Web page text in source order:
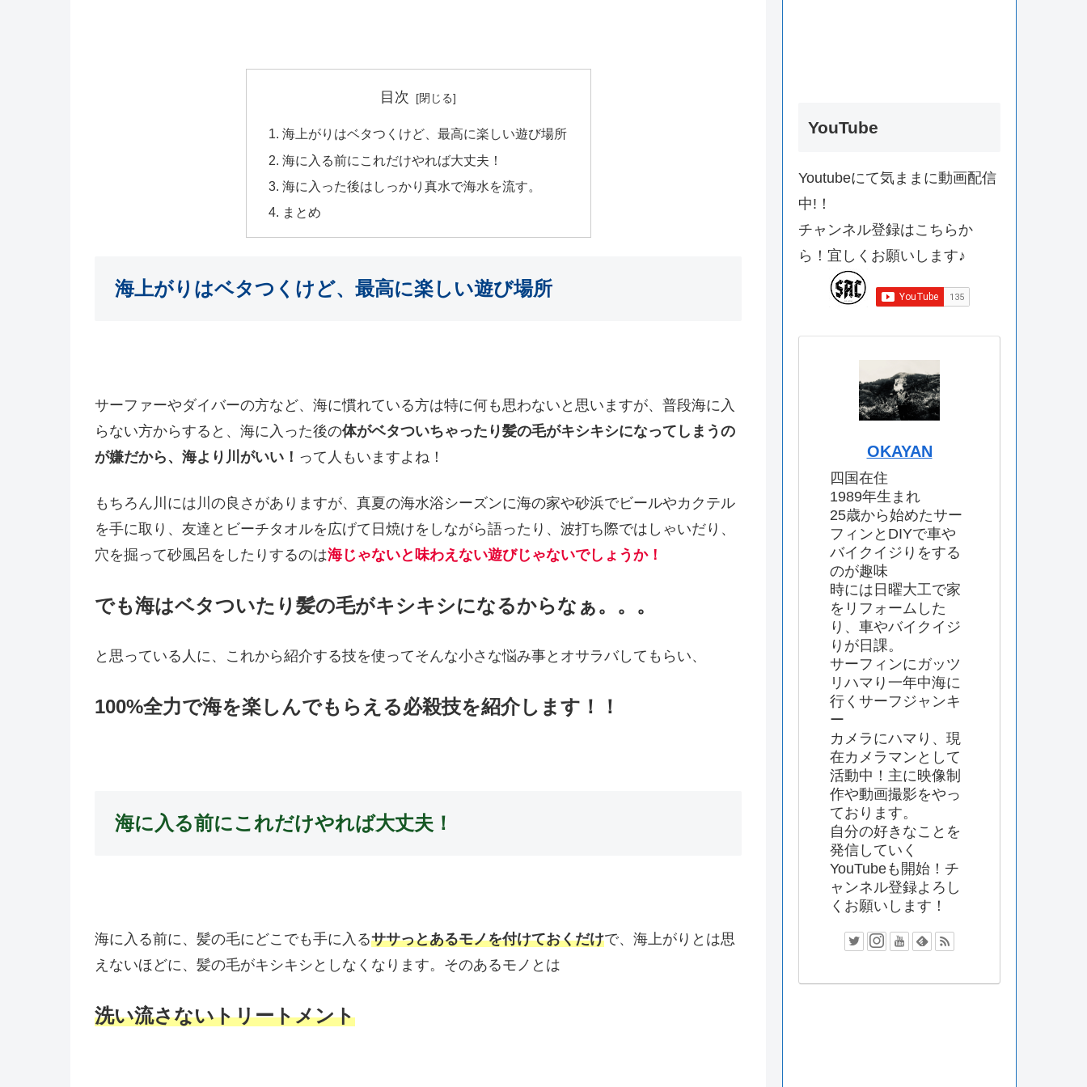
目次
海上がりはベタつくけど、最高に楽しい遊び場所
海に入る前にこれだけやれば大丈夫！
海に入った後はしっかり真水で海水を流す。
まとめ
海上がりはベタつくけど、最高に楽しい遊び場所
サーファーやダイバーの方など、海に慣れている方は特に何も思わないと思いますが、普段海に入
らない方からすると、海に入った後の体がベタついちゃったり髪の毛がキシキシになってしまうの
が嫌だから、海より川がいい！ って人もいますよね！
もちろん川には川の良さがありますが、真夏の海水浴シーズンに海の家や砂浜でビールやカクテル
を手に取り、友達とビーチタオルを広げて日焼けをしながら語ったり、波打ち際ではしゃいだり、
穴を掘って砂風呂をしたりするのは海じゃないと味わえない遊びじゃないでしょうか！
でも海はベタついたり髪の毛がキシキシになるからなぁ。。。
と思っている人に、これから紹介する技を使ってそんな小さな悩み事とオサラバしてもらい、
100%全力で海を楽しんでもらえる必殺技を紹介します！！
海に入る前にこれだけやれば大丈夫！
海に入る前に、髪の毛にどこでも手に入るササっとあるモノを付けておくだけで、海上がりとは思
えないほどに、髪の毛がキシキシとしなくなります。そのあるモノとは
洗い流さないトリートメント
YouTube
Youtubeにて気ままに動画配信
中!！
チャンネル登録はこちらか
ら！宜しくお願いします♪
OKAYAN
四国在住
1989年生まれ
25歳から始めたサー
フィンとDIYで車や
バイクイジりをする
のが趣味
時には日曜大工で家
をリフォームした
り、車やバイクイジ
りが日課。
サーフィンにガッツ
リハマり一年中海に
行くサーフジャンキ
ー
カメラにハマり、現
在カメラマンとして
活動中！主に映像制
作や動画撮影をやっ
ております。
自分の好きなことを
発信していく
YouTubeも開始！チ
ャンネル登録よろし
くお願いします！